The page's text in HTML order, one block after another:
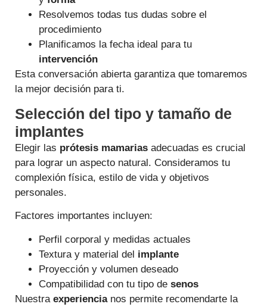
Resolvemos todas tus dudas sobre el
procedimiento
Planificamos la fecha ideal para tu
intervención
Esta conversación abierta garantiza que tomaremos
la mejor decisión para ti.
Selección del tipo y tamaño de
implantes
Elegir las prótesis mamarias adecuadas es crucial
para lograr un aspecto natural. Consideramos tu
complexión física, estilo de vida y objetivos
personales.
Factores importantes incluyen:
Perfil corporal y medidas actuales
Textura y material del implante
Proyección y volumen deseado
Compatibilidad con tu tipo de senos
Nuestra experiencianos permite recomendarte la